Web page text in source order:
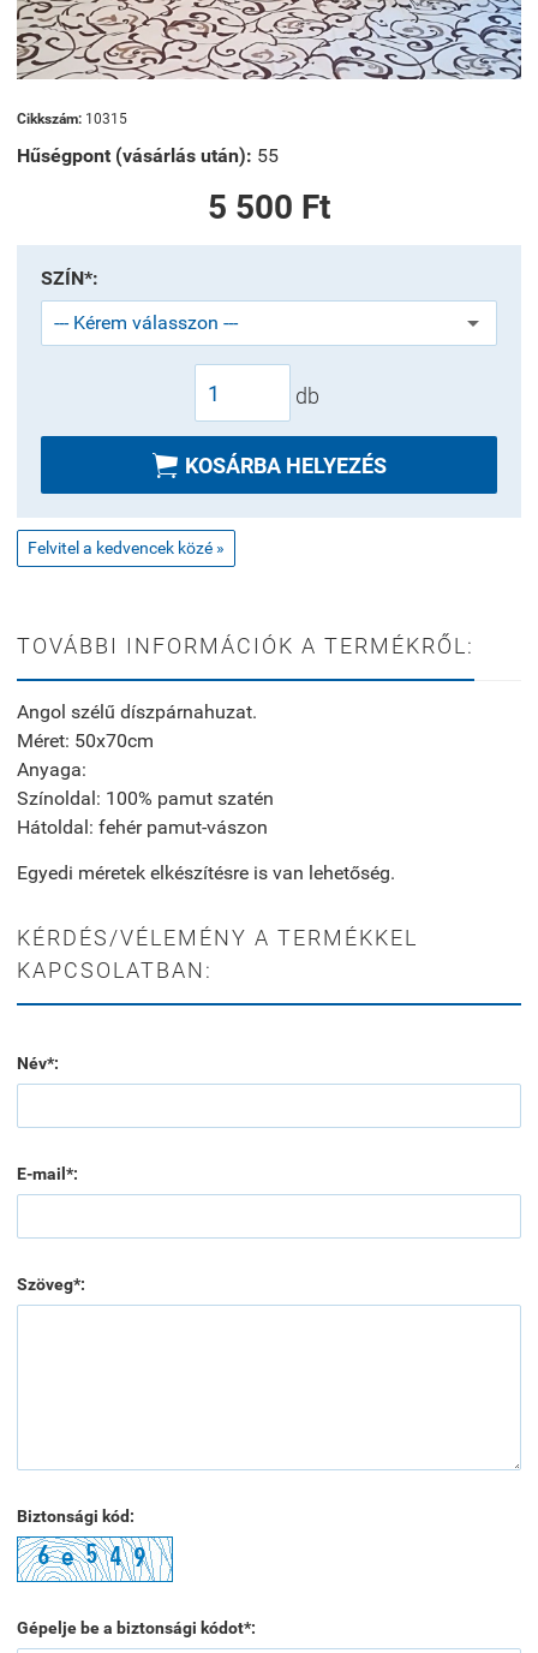
Cikkszám: 10315
Hűségpont (vásárlás után): 55
5 500 Ft
SZÍN*:
db
 KOSÁRBA HELYEZÉS
Felvitel a kedvencek közé »
TOVÁBBI INFORMÁCIÓK A TERMÉKRŐL:
Angol szélű díszpárnahuzat.
Méret: 50x70cm
Anyaga:
Színoldal: 100% pamut szatén
Hátoldal: fehér pamut-vászon
Egyedi méretek elkészítésre is van lehetőség.
KÉRDÉS/VÉLEMÉNY A TERMÉKKEL
KAPCSOLATBAN:
Név*:
E-mail*:
Szöveg*:
Biztonsági kód:
Gépelje be a biztonsági kódot*: